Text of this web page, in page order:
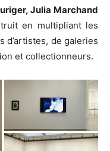
Julia Marchand
en multipliant les
d’artistes, de galeries
et collectionneurs.